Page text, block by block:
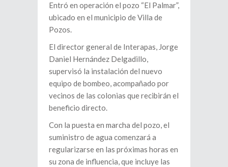
Entró en operación el pozo “El Palmar”,
ubicado en el municipio de Villa de
Pozos.
El director general de Interapas, Jorge
Daniel Hernández Delgadillo,
supervisó la instalación del nuevo
equipo de bombeo, acompañado por
vecinos de las colonias que recibirán el
beneficio directo.
Con la puesta en marcha del pozo, el
suministro de agua comenzará a
regularizarse en las próximas horas en
su zona de influencia, que incluye las